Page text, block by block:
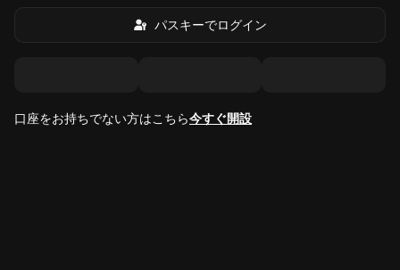
パスキーでログイン
口座をお持ちでない方はこちら今すぐ開設